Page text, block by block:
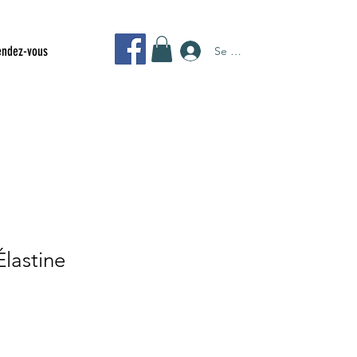
vous Se connecter